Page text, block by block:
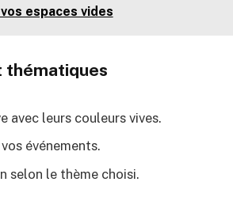
espaces vides
thématiques
avec leurs couleurs vives.
événements.
selon le thème choisi.